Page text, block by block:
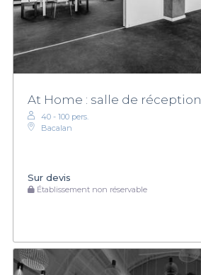
At Home : salle de réception
40 - 100 pers.
Bacalan
Sur devis
Établissement non réservable